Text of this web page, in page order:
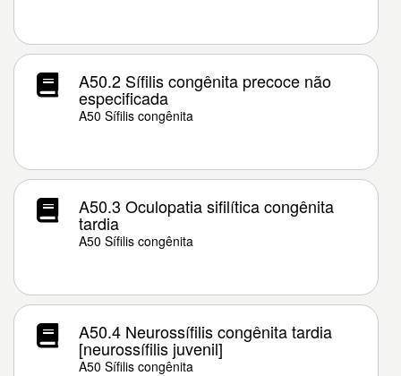
A50.2 Sífilis congênita precoce não
especificada
A50 Sífilis congênita
A50.3 Oculopatia sifilítica congênita
tardia
A50 Sífilis congênita
A50.4 Neurossífilis congênita tardia
[neurossífilis juvenil]
A50 Sífilis congênita